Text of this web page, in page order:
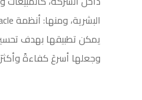
يمكن تطبيقها بهدف
وجعلها أسرعَ كفاءةً